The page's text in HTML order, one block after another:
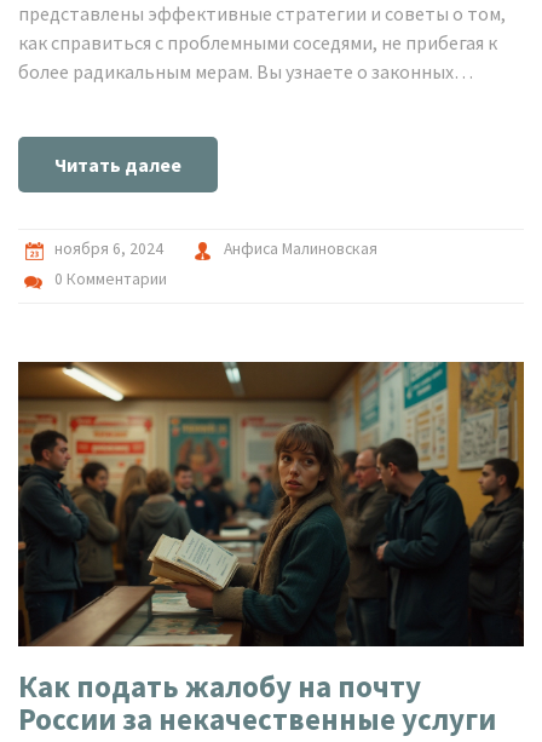
представлены эффективные стратегии и советы о том,
как справиться с проблемными соседями, не прибегая к
более радикальным мерам. Вы узнаете о законных
фактах о культуре соседства. Это обеспечит вам и вашим
соседям спокойное и дружелюбное сосуществование.
Читать далее
ноября 6, 2024
Анфиса Малиновская
0 Комментарии
Как подать жалобу на почту
России за некачественные услуги